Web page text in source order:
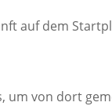
auf dem
von dort